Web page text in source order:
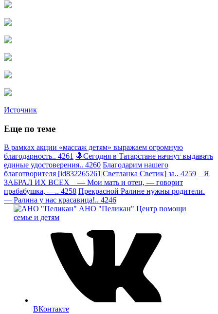
Источник
Еще по теме
В рамках акции «массаж детям» выражаем огромную
благодарность.. 4261 🤱Сегодня в Татарстане начнут выдавать
единые удостоверения.. 4260 Благодарим нашего
благотворителя [id832265261|Светланка Светик] за.. 4259
Я
ЗАБРАЛ ИХ ВСЕХ — Мои мать и отец, — говорит
прабабушка, —.. 4258 Прекрасной Ралине нужны родители.
— Ралина у нас красавица!.. 4246
АНО "Пеликан" Центр помощи
семье и детям
ВКонтакте